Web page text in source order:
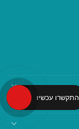
התקשרו עכשיו